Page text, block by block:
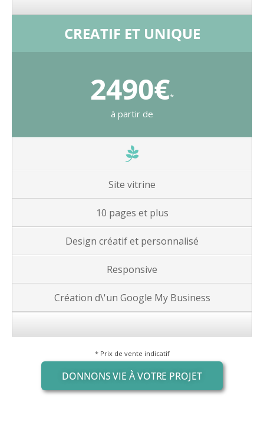
CREATIF ET UNIQUE
2490€*
à partir de
Site vitrine
10 pages et plus
Design créatif et personnalisé
Responsive
Création d\'un Google My Business
* Prix de vente indicatif
DONNONS VIE À VOTRE PROJET